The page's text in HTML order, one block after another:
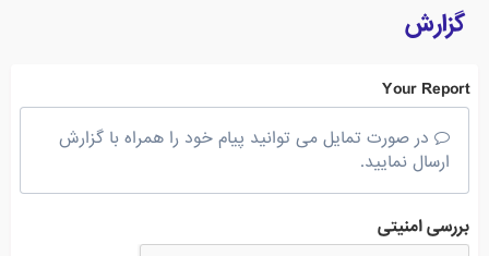
گزارش
Your Report
در صورت تمایل می توانید پیام خود را همراه با گزارش
ارسال نمایید.
بررسی امنیتی